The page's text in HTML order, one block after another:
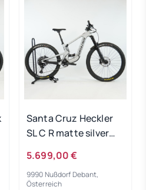
Santa Cruz Heckler
SL C R matte silver
5.699,00 €
9990 Nußdorf Debant,
Österreich